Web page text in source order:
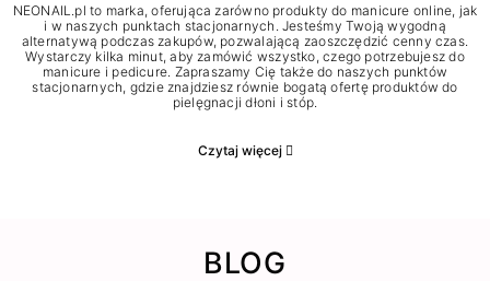
NEONAIL.pl to marka, oferująca zarówno produkty do manicure online, jak
i w naszych punktach stacjonarnych. Jesteśmy Twoją wygodną
alternatywą podczas zakupów, pozwalającą zaoszczędzić cenny czas.
Wystarczy kilka minut, aby zamówić wszystko, czego potrzebujesz do
manicure i pedicure. Zapraszamy Cię także do naszych punktów
stacjonarnych, gdzie znajdziesz równie bogatą ofertę produktów do
pielęgnacji dłoni i stóp.
Czytaj więcej
BLOG